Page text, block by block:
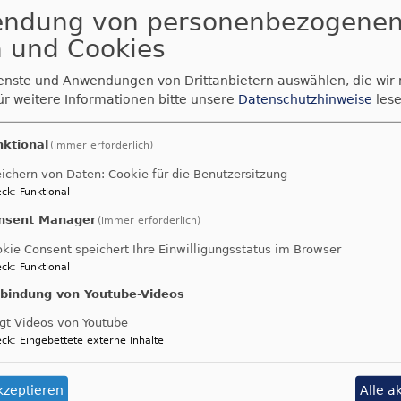
zur Gemeindeversammlung der KG Krummennaab
mit Zoigl-Abend...
Sie von Zeit zu Zeit Briefe in Ihrem Postkasten
von Ihrer Kirche – Kirchenpost...
Thumsenreuth
von personenbezogenen
und Cookies
und Anwendungen von Drittanbietern auswählen, die wir
weitere Informationen bitte unsere Datenschutzhinweise
(immer erforderlich)
von Daten: Cookie für die Benutzersitzung
: Funktional
Manager (immer erforderlich)
Consent speichert Ihre Einwilligungsstatus im Browser
: Funktional
von Youtube-Videos
Videos von Youtube
: Eingebettete externe Inhalte
Alle